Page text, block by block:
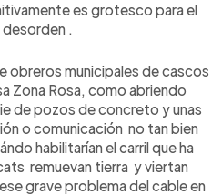
es grotesco para el
desorden .
obreros municipales de cascos
Zona Rosa, como abriendo
de pozos de concreto y unas
o comunicación no tan bien
habilitarían el carril que ha
remuevan tierra y viertan
grave problema del cable en